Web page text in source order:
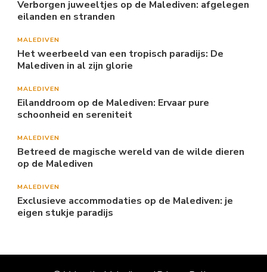
Verborgen juweeltjes op de Malediven: afgelegen
eilanden en stranden
MALEDIVEN
Het weerbeeld van een tropisch paradijs: De
Malediven in al zijn glorie
MALEDIVEN
Eilanddroom op de Malediven: Ervaar pure
schoonheid en sereniteit
MALEDIVEN
Betreed de magische wereld van de wilde dieren
op de Malediven
MALEDIVEN
Exclusieve accommodaties op de Malediven: je
eigen stukje paradijs